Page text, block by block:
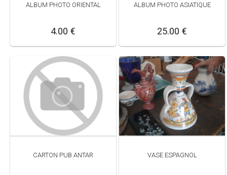
ALBUM PHOTO ORIENTAL
4.00 €
ALBUM PHOTO ASIATIQUE
25.00 €
CARTON PUB ANTAR VASE ESPAGNOL